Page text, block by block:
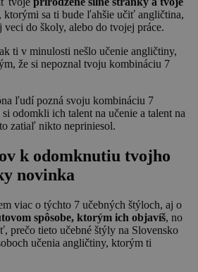
, ktorými sa ti bude ľahšie učiť angličtina,
veci do školy, alebo do tvojej práce.
ti v minulosti nešlo učenie angličtiny,
že si nepoznal tvoju kombináciu 7
ľudí pozná svoju kombináciu 7
odomkli ich talent na učenie a talent na
zatiaľ nikto nepriniesol.
k odomknutiu tvojho
novinka
viac o týchto 7 učebných štýloch, aj o
spôsobe, ktorým ich objavíš, no
prečo tieto učebné štýly na Slovensko
učenia angličtiny, ktorým ti